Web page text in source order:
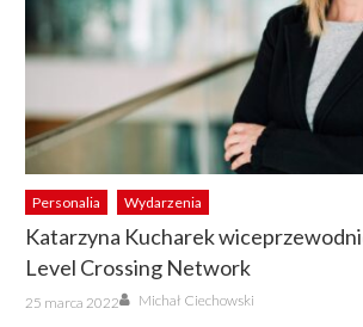
Personalia Wydarzenia
Katarzyna Kucharek
Level Crossing Network
Posted
on
25 marca 2022 Author
Michał Ciechowski